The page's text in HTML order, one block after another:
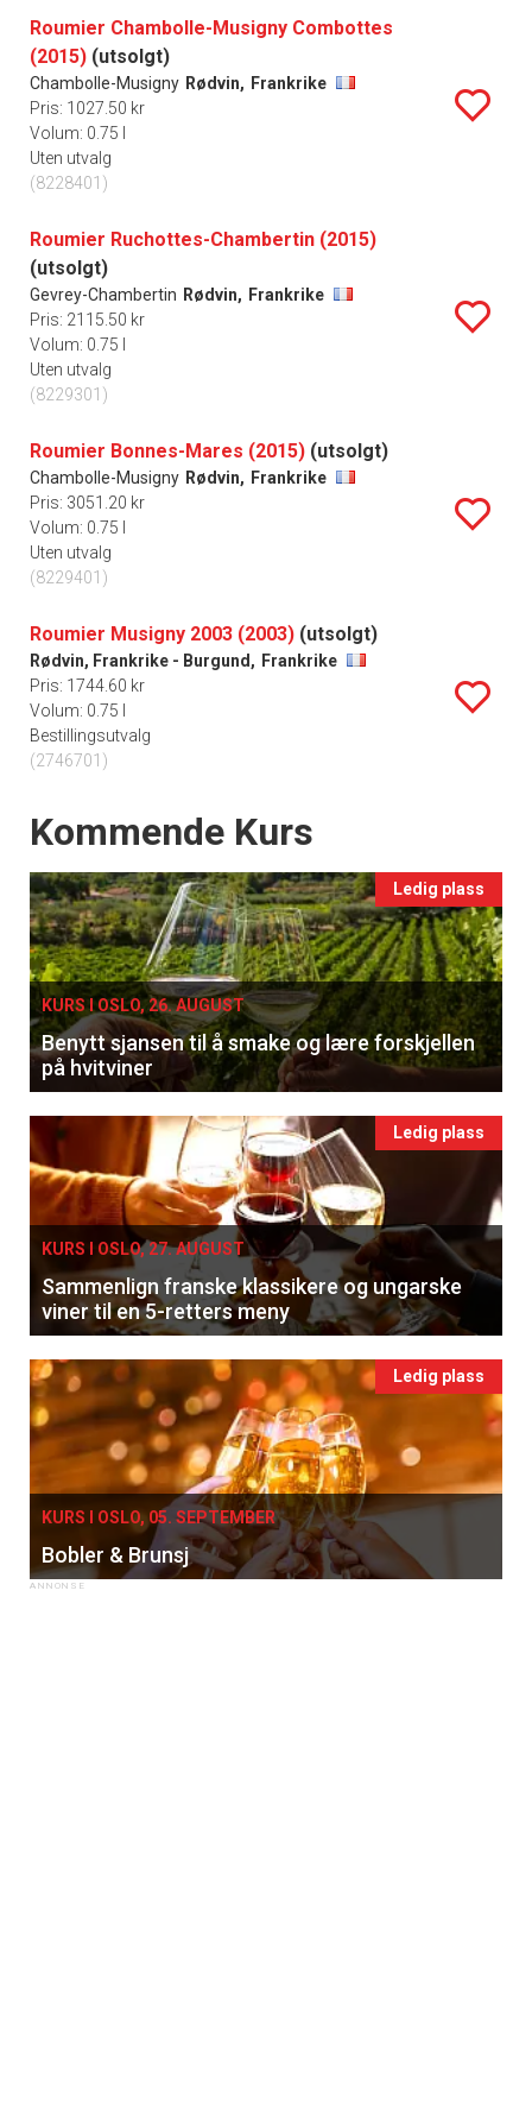
Roumier Chambolle-Musigny Combottes
(2015) (utsolgt)
Chambolle-Musigny Rødvin, Frankrike
Pris: 1027.50 kr
Volum: 0.75 l
Uten utvalg
(8228401)
Roumier Ruchottes-Chambertin (2015)
(utsolgt)
Gevrey-Chambertin Rødvin, Frankrike
Pris: 2115.50 kr
Volum: 0.75 l
Uten utvalg
(8229301)
Roumier Bonnes-Mares (2015) (utsolgt)
Chambolle-Musigny Rødvin, Frankrike
Pris: 3051.20 kr
Volum: 0.75 l
Uten utvalg
(8229401)
Roumier Musigny 2003 (2003) (utsolgt)
Rødvin, Frankrike - Burgund, Frankrike
Pris: 1744.60 kr
Volum: 0.75 l
Bestillingsutvalg
(2746701)
Events
Kommende Kurs
Ledig plass
KURS I OSLO, 26. AUGUST
Benytt sjansen til å smake og lære forskjellen
på hvitviner
Ledig plass
KURS I OSLO, 27. AUGUST
Sammenlign franske klassikere og ungarske
viner til en 5-retters meny
Ledig plass
KURS I OSLO, 05. SEPTEMBER
Bobler & Brunsj